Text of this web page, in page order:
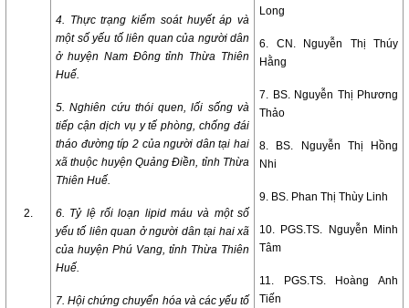
2.
4. Thực trạng kiểm soát huyết áp và
một số yếu tố liên quan của người dân
ở huyện Nam Đông tỉnh Thừa Thiên
Huế.
5. Nghiên cứu thói quen, lối sống và
tiếp cận dịch vụ y tế phòng, chống đái
tháo đường típ 2 của người dân tại hai
xã thuộc huyện Quảng Điền, tỉnh Thừa
Thiên Huế.
6. Tỷ lệ rối loạn lipid máu và một số
yếu tố liên quan ở người dân tại hai xã
của huyện Phú Vang, tỉnh Thừa Thiên
Huế.
7. Hội chứng chuyển hóa và các yếu tố
Long
6. CN. Nguyễn Thị Thúy
Hằng
7. BS. Nguyễn Thị Phương
Thảo
8. BS. Nguyễn Thị Hồng
Nhi
9. BS. Phan Thị Thùy Linh
10. PGS.TS. Nguyễn Minh
Tâm
11. PGS.TS. Hoàng Anh
Tiến